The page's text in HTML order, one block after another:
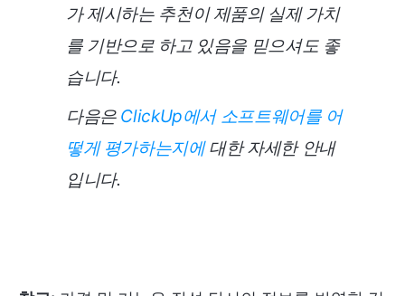
가 제시하는 추천이 제품의 실제 가치
를 기반으로 하고 있음을 믿으셔도 좋
습니다.
다음은 ClickUp에서 소프트웨어를 어
떻게 평가하는지에대한 자세한 안내
입니다.